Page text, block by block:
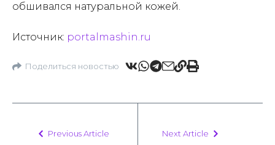
обшивался натуральной кожей.
Источник: portalmashin.ru
Поделиться новостью
Previous Article Next Article